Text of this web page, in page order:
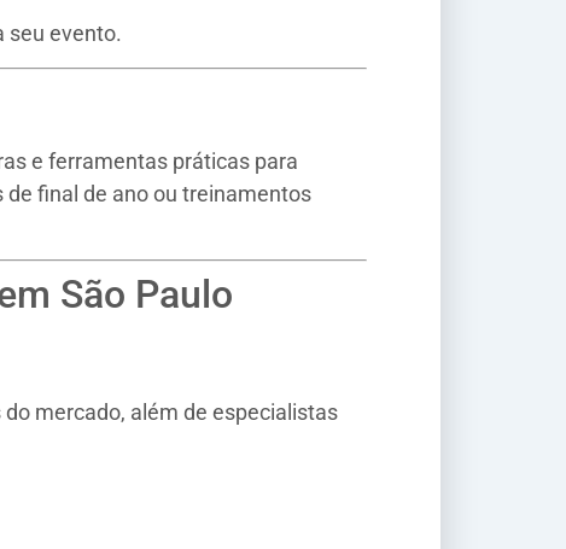
seu evento.
e ferramentas práticas para
de final de ano ou treinamentos
São Paulo
mercado, além de especialistas